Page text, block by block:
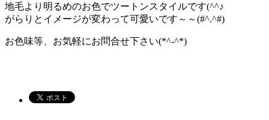
地毛より明るめのお色でツートンスタイルです(^^♪
がらりとイメージが変わって可愛いです～～(#^.^#)
お色味等、お気軽にお問合せ下さい(*^-^*)